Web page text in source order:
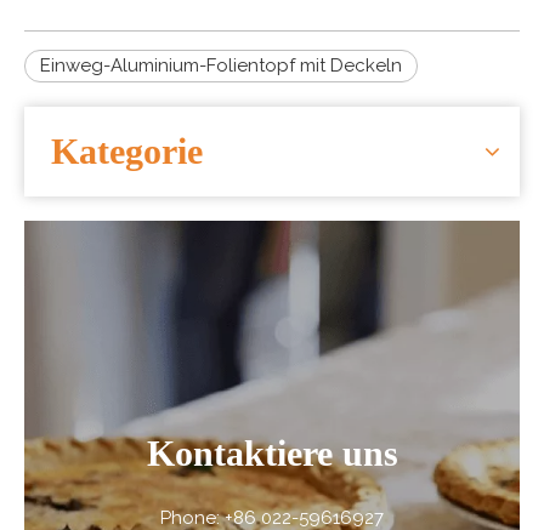
Einweg-Aluminium-Folientopf mit Deckeln
Kategorie
Kontaktiere uns
Phone: +86 022-59616927